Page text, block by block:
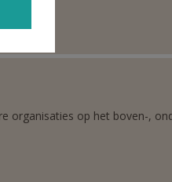
organisaties op het boven-,